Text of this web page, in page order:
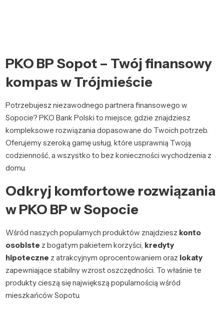
PKO BP Sopot – Twój finansowy
kompas w Trójmieście
Potrzebujesz niezawodnego partnera finansowego w
Sopocie? PKO Bank Polski to miejsce, gdzie znajdziesz
kompleksowe rozwiązania dopasowane do Twoich potrzeb.
Oferujemy szeroką gamę usług, które usprawnią Twoją
codzienność, a wszystko to bez konieczności wychodzenia z
domu.
Odkryj komfortowe rozwiązania
w PKO BP w Sopocie
Wśród naszych popularnych produktów znajdziesz konto
osobiste z bogatym pakietem korzyści, kredyty
hipoteczne z atrakcyjnym oprocentowaniem oraz lokaty
zapewniające stabilny wzrost oszczędności. To właśnie te
produkty cieszą się największą popularnością wśród
mieszkańców Sopotu.